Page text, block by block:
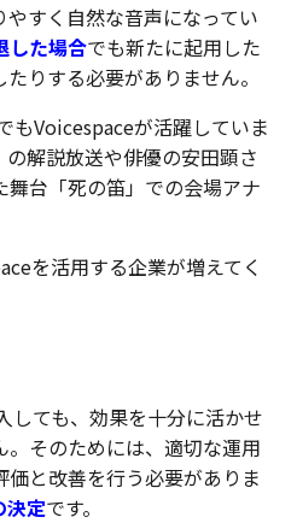
すく自然な音声になってい
した場合でも新たに起用した
りする必要がありません。
もVoicespaceが活躍していま
解説放送や俳優の安田顕さ
台「死の笛」での会場アナ
を活用する企業が増えてく
しても、効果を十分に活かせ
そのためには、適切な運用
と改善を行う必要がありま
決定です。